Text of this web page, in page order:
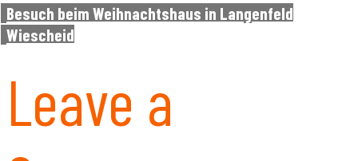
Besuch beim Weihnachtshaus in Langenfeld
Wiescheid
Leave a